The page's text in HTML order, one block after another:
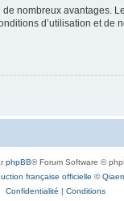
nombreux
d’utilisation et
phpBB® Forum Software ©
française officielle ©
Confidentialité | Conditions